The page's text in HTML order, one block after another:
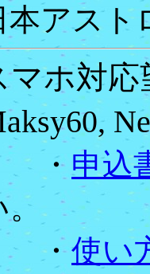
本アス
マホ対応
申込
使い